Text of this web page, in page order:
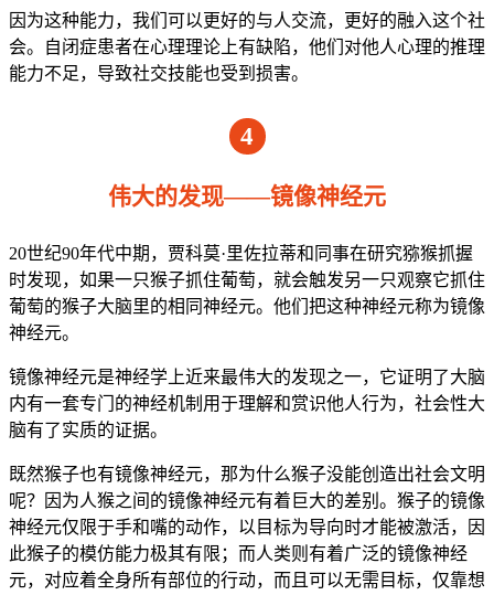
因为这种能力，我们可以更好的与人交流，更好的融入这个社
会。自闭症患者在心理理论上有缺陷，他们对他人心理的推理
能力不足，导致社交技能也受到损害。
4
伟大的发现——镜像神经元
20世纪90年代中期，贾科莫·里佐拉蒂和同事在研究猕猴抓握
时发现，如果一只猴子抓住葡萄，就会触发另一只观察它抓住
葡萄的猴子大脑里的相同神经元。他们把这种神经元称为镜像
神经元。
镜像神经元是神经学上近来最伟大的发现之一，它证明了大脑
内有一套专门的神经机制用于理解和赏识他人行为，社会性大
脑有了实质的证据。
既然猴子也有镜像神经元，那为什么猴子没能创造出社会文明
呢？因为人猴之间的镜像神经元有着巨大的差别。猴子的镜像
神经元仅限于手和嘴的动作，以目标为导向时才能被激活，因
此猴子的模仿能力极其有限；而人类则有着广泛的镜像神经
元，对应着全身所有部位的行动，而且可以无需目标，仅靠想